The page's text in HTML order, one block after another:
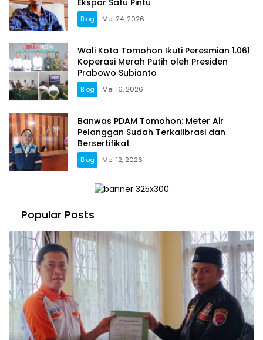
Ekspor Satu Pintu
Blog Mei 24, 2026
Wali Kota Tomohon Ikuti Peresmian 1.061
Koperasi Merah Putih oleh Presiden
Prabowo Subianto
Blog Mei 16, 2026
Banwas PDAM Tomohon: Meter Air
Pelanggan Sudah Terkalibrasi dan
Bersertifikat
Blog Mei 12, 2026
Popular Posts